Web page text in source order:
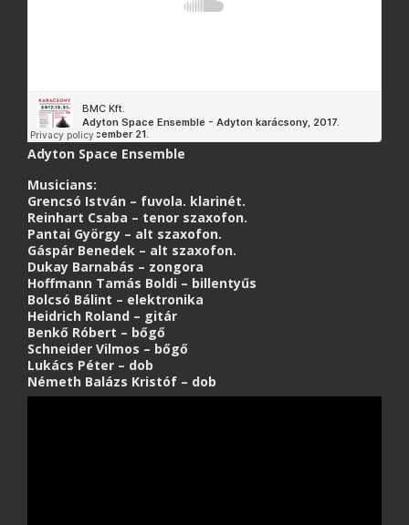
Adyton Space Ensemble
Musicians:
Grencsó István – fuvola. klarinét.
Reinhart Csaba – tenor szaxofon.
Pantai György – alt szaxofon.
Gáspár Benedek – alt szaxofon.
Dukay Barnabás – zongora
Hoffmann Tamás Boldi – billentyűs
Bolcsó Bálint – elektronika
Heidrich Roland – gitár
Benkő Róbert – bőgő
Schneider Vilmos – bőgő
Lukács Péter – dob
Németh Balázs Kristóf – dob